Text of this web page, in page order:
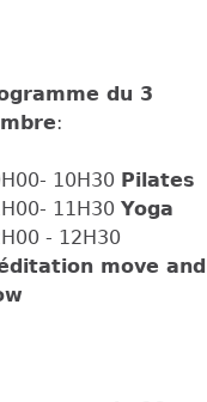
du 3
:
10H30 Pilates
11H30 Yoga
- 12H30
move and